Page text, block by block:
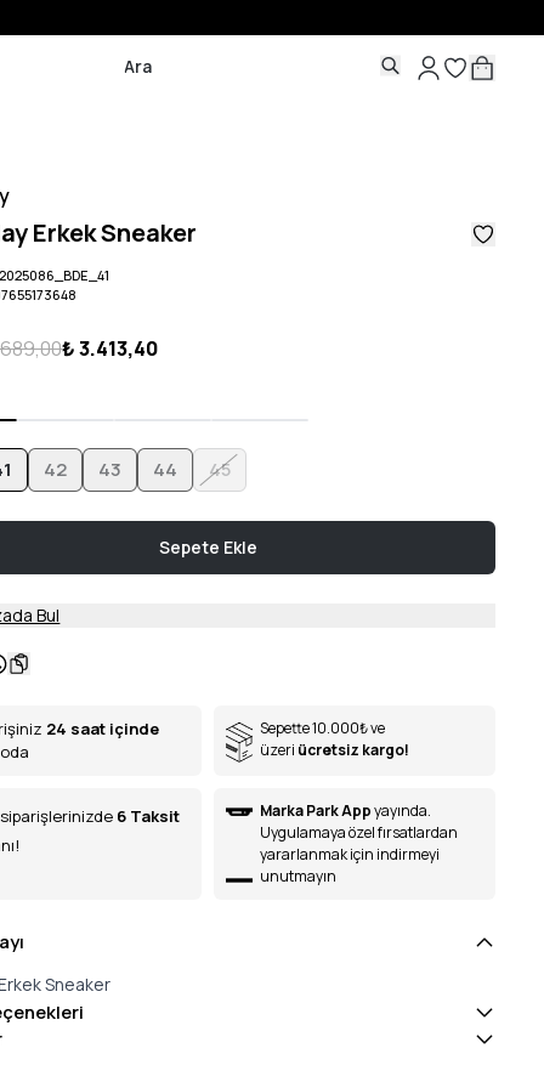
Erkek Sneaker
₺ 3.413,40
42 43 44 45
Sepete Ekle
Bul
24 saat içinde
Sepette 10.000₺ve
üzeri ücretsiz kargo!
6 Taksit
Marka Park Appyayında.
Uygulamaya özel fırsatlardan
yararlanmak için indirmeyi
unutmayın
Sneaker